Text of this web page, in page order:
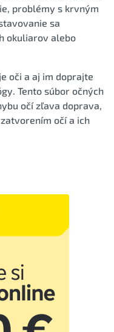
problémy s krvným
sa
okuliarov alebo
oči a aj im doprajte
Tento súbor očných
očí zľava doprava,
očí a ich